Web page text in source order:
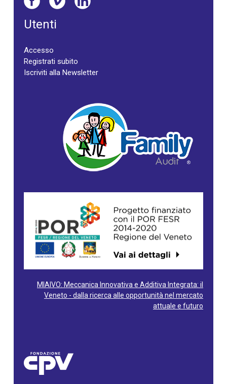
Utenti
Accesso
Registrati subito
Iscriviti alla Newsletter
MIAIVO: Meccanica Innovativa e Additiva Integrata: il
Veneto - dalla ricerca alle opportunità nel mercato
attuale e futuro